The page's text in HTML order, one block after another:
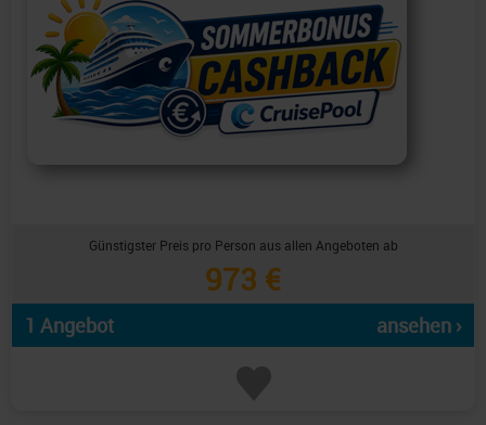
Günstigster Preis pro Person aus allen Angeboten ab
973 €
1 Angebot ansehen ›